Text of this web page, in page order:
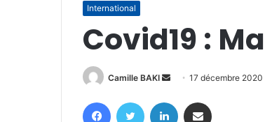
International
Covid19 :
Camille BAKI
Envoyer
courriel
17 décembre 2020
FacebookTwitter Linkedin